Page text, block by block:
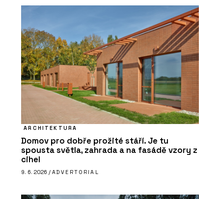
ARCHITEKTURA
Domov pro dobře prožité stáří. Je tu
spousta světla, zahrada a na fasádě vzory z
cihel
9. 6. 2026 / ADVERTORIAL